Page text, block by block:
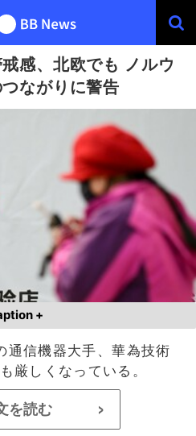
感、北欧でも ノルウ
ながりに警告
+
通信機器大手、華為技術
厳しくなっている。
を読む >